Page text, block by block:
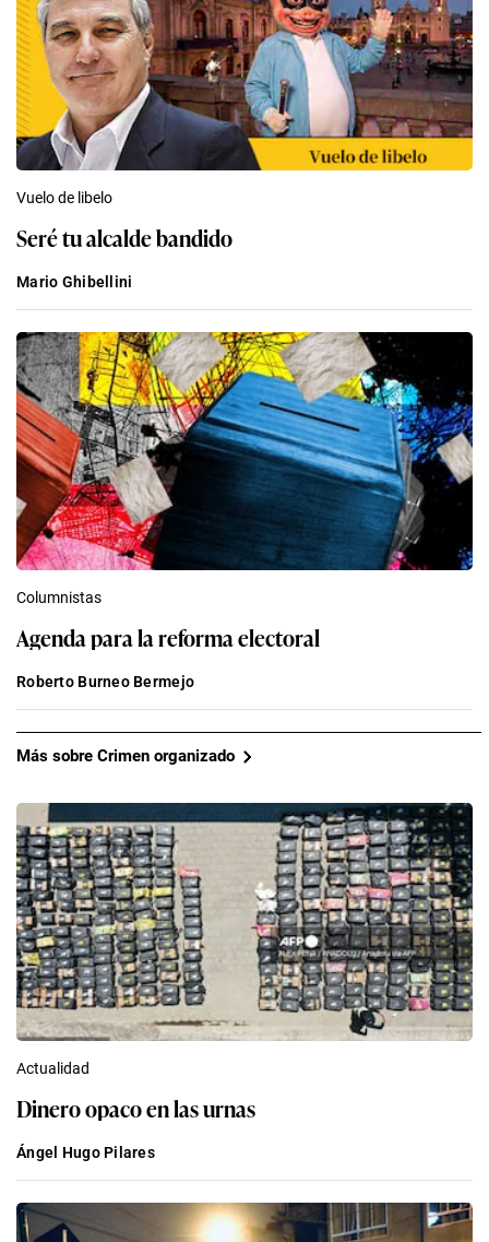
Vuelo de libelo
Seré tu alcalde bandido
Mario Ghibellini
Columnistas
Agenda para la reforma electoral
Roberto Burneo Bermejo
Más sobre Crimen organizado
Actualidad
Dinero opaco en las urnas
Ángel Hugo Pilares